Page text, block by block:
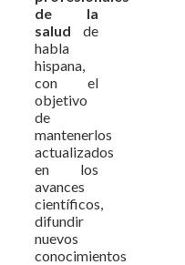
de la
salud de
habla
hispana,
con el
objetivo
de
mantenerlos
actualizados
en los
avances
científicos,
difundir
nuevos
conocimientos